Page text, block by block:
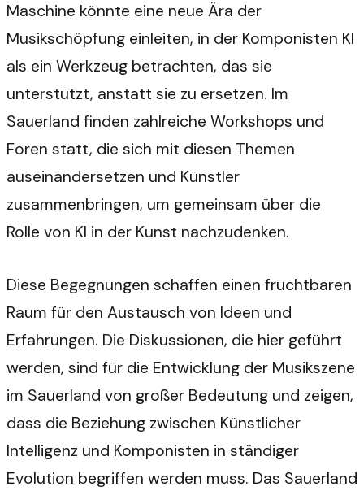
Maschine könnte eine neue Ära der
Musikschöpfung einleiten, in der Komponisten KI
als ein Werkzeug betrachten, das sie
unterstützt, anstatt sie zu ersetzen. Im
Sauerland finden zahlreiche Workshops und
Foren statt, die sich mit diesen Themen
auseinandersetzen und Künstler
zusammenbringen, um gemeinsam über die
Rolle von KI in der Kunst nachzudenken.
Diese Begegnungen schaffen einen fruchtbaren
Raum für den Austausch von Ideen und
Erfahrungen. Die Diskussionen, die hier geführt
werden, sind für die Entwicklung der Musikszene
im Sauerland von großer Bedeutung und zeigen,
dass die Beziehung zwischen Künstlicher
Intelligenz und Komponisten in ständiger
Evolution begriffen werden muss. Das Sauerland